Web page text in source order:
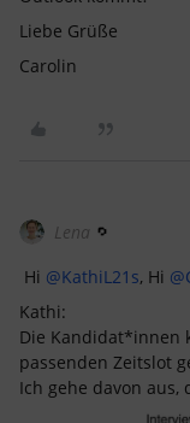
Liebe Grüße
Carolin
Lena
Hi @KathiL21s, Hi
Kathi:
Die Kandidat*innen
passenden Zeitslot
Ich gehe davon aus,